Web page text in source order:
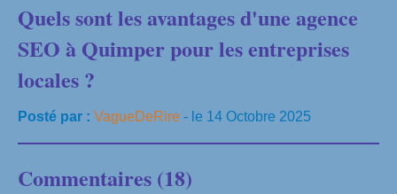
Quels sont les avantages d'une agence
SEO à Quimper pour les entreprises
locales ?
Posté par : VagueDeRire - le 14 Octobre 2025
Commentaires (18)